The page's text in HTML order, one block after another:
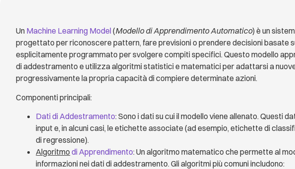
Un Machine Learning Model (Modello di Apprendimento Automatico) è un
progettato per riconoscere pattern, fare previsioni o prendere decisioni basate
esplicitamente programmato per svolgere compiti specifici. Questo modello
di addestramento e utilizza algoritmi statistici e matematici per adattarsi a
progressivamente la propria capacità di compiere determinate azioni.
Componenti principali:
Dati di Addestramento: Sono i dati su cui il modello viene allenato. Questi
input e, in alcuni casi, le etichette associate (ad esempio, etichette di
di regressione).
Algoritmo di Apprendimento: Un algoritmo matematico che permette al
informazioni nei dati di addestramento. Gli algoritmi più comuni includono: